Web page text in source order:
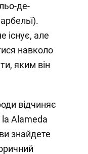
де-
існує, але
навколо
яким він
відчиняє
la Alameda
знайдете